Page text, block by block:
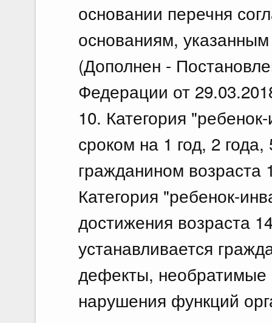
основании перечня
основаниям,
(Дополнен -
Федерации от
10. Категория
сроком на 1 год, 2
гражданином возраста
Категория "ребенок-
достижения возраста
устанавливается
дефекты, необратимые
нарушения функций